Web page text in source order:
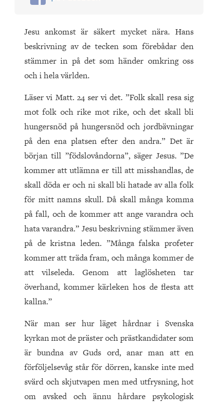
Jesu ankomst är säkert mycket nära. Hans
beskrivning av de tecken som förebådar den
stämmer in på det som händer omkring oss
och i hela världen.
Läser vi Matt. 24 ser vi det. ”Folk skall resa sig
mot folk och rike mot rike, och det skall bli
hungersnöd på hungersnöd och jordbävningar
på den ena platsen efter den andra.” Det är
början till ”födslovåndorna”, säger Jesus. ”De
kommer att utlämna er till att misshandlas, de
skall döda er och ni skall bli hatade av alla folk
för mitt namns skull. Då skall många komma
på fall, och de kommer att ange varandra och
hata varandra.” Jesu beskrivning stämmer även
på de kristna leden. ”Många falska profeter
kommer att träda fram, och många kommer de
att vilseleda. Genom att laglösheten tar
överhand, kommer kärleken hos de flesta att
kallna.”
När man ser hur läget hårdnar i Svenska
kyrkan mot de präster och prästkandidater som
är bundna av Guds ord, anar man att en
förföljelsevåg står för dörren, kanske inte med
svärd och skjutvapen men med utfrysning, hot
om avsked och ännu hårdare psykologisk